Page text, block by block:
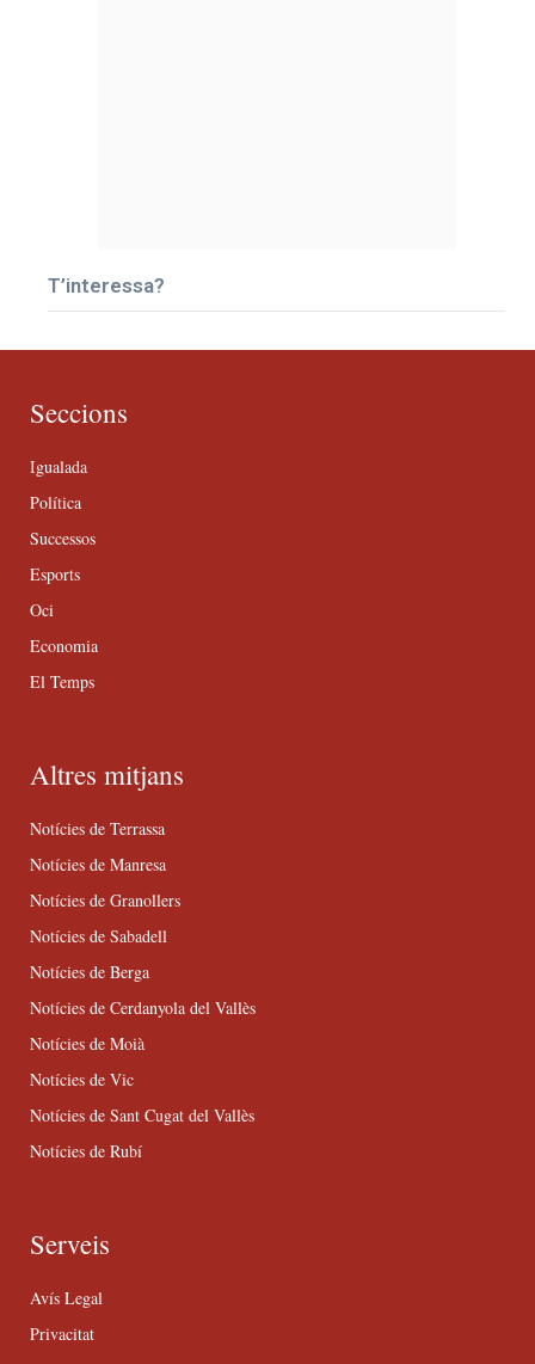
T’interessa?
Seccions
Igualada
Política
Successos
Esports
Oci
Economia
El Temps
Altres mitjans
Notícies de Terrassa
Notícies de Manresa
Notícies de Granollers
Notícies de Sabadell
Notícies de Berga
Notícies de Cerdanyola del Vallès
Notícies de Moià
Notícies de Vic
Notícies de Sant Cugat del Vallès
Notícies de Rubí
Serveis
Avís Legal
Privacitat